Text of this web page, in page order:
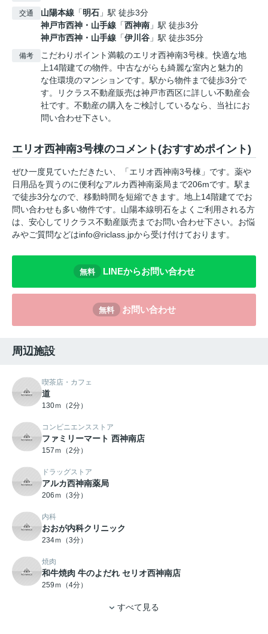
交通 山陽本線 「明石 」駅 徒歩3分
神戸市西神・山手線 「西神南 」駅 徒歩3分
神戸市西神・山手線 「伊川谷 」駅 徒歩35分
備考
こだわりポイント満載のエリオ西神南3号棟。快適な地
上14階建ての物件。中古ながらも綺麗な室内と魅力的
な住環境のマンションです。駅から物件まで徒歩3分で
す。リクラス不動産販売は神戸市西区に詳しい不動産会
社です。不動産の購入をご検討しているなら、当社にお
問い合わせ下さい。
エリオ西神南3号棟のコメント(おすすめポイント)
ぜひ一度見ていただきたい、「エリオ西神南3号棟」です。薬や
日用品を買うのに便利なアルカ西神南薬局まで206mです。駅ま
で徒歩3分なので、移動時間を短縮できます。地上14階建てでお
問い合わせも多い物件です。山陽本線明石をよくご利用される方
は、安心してリクラス不動産販売までお問い合わせ下さい。お悩
みやご質問などはinfo@riclass.jpから受け付けております。
無料 LINEからお問い合わせ
無料 お問い合わせ
周辺施設
喫茶店・カフェ
道
130ｍ（2分）
コンビニエンスストア
ファミリーマート 西神南店
157ｍ（2分）
ドラッグストア
アルカ西神南薬局
206ｍ（3分）
内科
おおが内科クリニック
234ｍ（3分）
焼肉
和牛焼肉 牛のよだれ セリオ西神南店
259ｍ（4分）
すべて見る